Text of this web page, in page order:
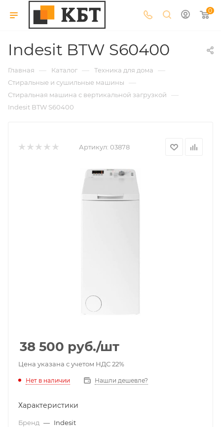
0
Indesit BTW S60400
Главная — Каталог — Техника для дома —
Стиральные и сушильные машины —
Стиральная машина с вертикальной загрузкой —
Indesit BTW S60400
Артикул: 03878
38 500 руб./шт
Цена указана с учетом НДС 22%
Нет в наличии Нашли дешевле?
Характеристики
Бренд — Indesit